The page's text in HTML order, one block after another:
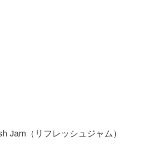
Jam（リフレッシュジャム）